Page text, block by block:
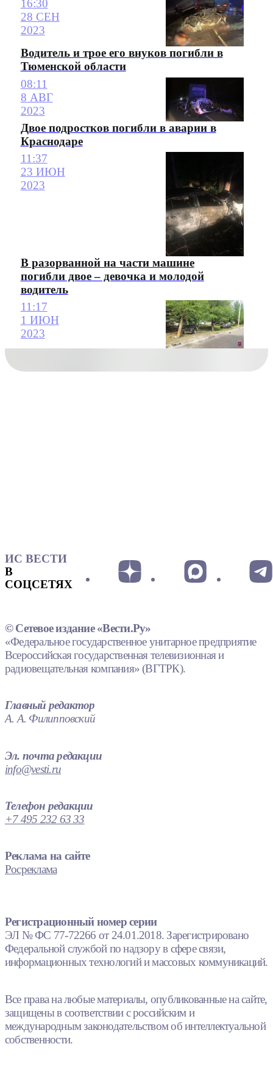
16:30
28 СЕН
2023
Водитель и трое его внуков погибли в
Тюменской области
08:11
8 АВГ
2023
Двое подростков погибли в аварии в
Краснодаре
11:37
23 ИЮН
2023
В разорванной на части машине
погибли двое – девочка и молодой
водитель
11:17
1 ИЮН
2023
ИС ВЕСТИ
В
СОЦСЕТЯХ
© Сетевое издание «Вести.Ру»
«Федеральное государственное унитарное предприятие
Всероссийская государственная телевизионная и
радиовещательная компания» (ВГТРК).
Главный редактор
А. А. Филипповский
Эл. почта редакции
info@vesti.ru
Телефон редакции
+7 495 232 63 33
Реклама на сайте
Росреклама
Регистрационный номер серии
ЭЛ № ФС 77-72266 от 24.01.2018. Зарегистрировано
Федеральной службой по надзору в сфере связи,
информационных технологий и массовых коммуникаций.
Все права на любые материалы, опубликованные на сайте,
защищены в соответствии с российским и
международным законодательством об интеллектуальной
собственности.